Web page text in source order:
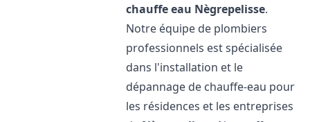
chauffe eau Nègrepelisse.
Notre équipe de plombiers
professionnels est spécialisée
dans l'installation et le
dépannage de chauffe-eau pour
les résidences et les entreprises